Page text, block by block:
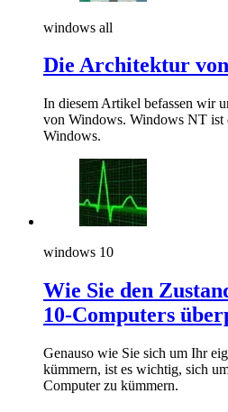
windows all
Die Architektur
In diesem Artikel befassen wir
von Windows. Windows NT ist
Windows.
windows 10
Wie Sie den
10-Computers
Genauso wie Sie sich um Ihr
kümmern, ist es wichtig, sich
Computer zu kümmern.